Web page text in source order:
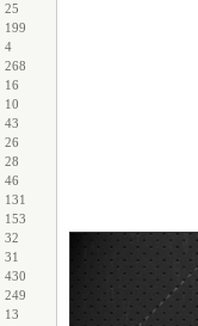
25
199
4
268
16
10
43
26
28
46
131
153
32
31
430
249
13